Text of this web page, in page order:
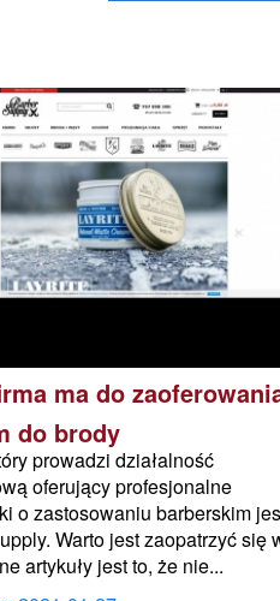
ma do
do brody
prowadzi działalność
oferujący profesjonalne
o zastosowaniu barberskim
Warto jest zaopatrzyć się
artykuły jest to, że nie...